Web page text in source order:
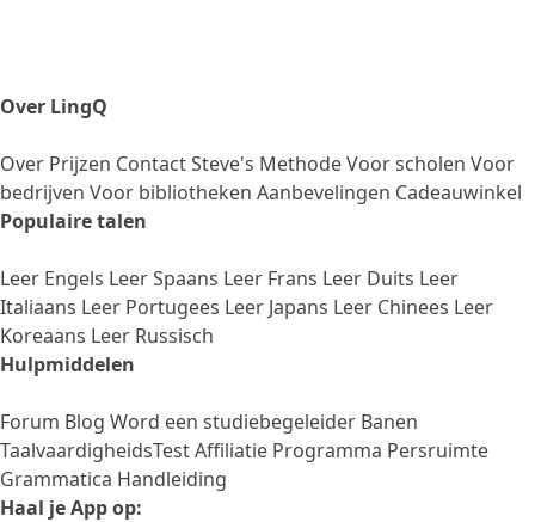
Over LingQ
Over Prijzen ContactSteve's MethodeVoor scholen Voor
bedrijven Voor bibliotheken Aanbevelingen Cadeauwinkel
Populaire talen
Leer Engels Leer Spaans Leer Frans Leer Duits Leer
Italiaans Leer Portugees Leer Japans Leer Chinees Leer
Koreaans Leer Russisch
Hulpmiddelen
Forum Blog Word een studiebegeleider Banen
TaalvaardigheidsTestAffiliatie Programma Persruimte
Grammatica Handleiding
Haal je App op: